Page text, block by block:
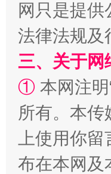
规模最大的光
网只是提
法律法规及
三、关于网
① 本网注
所有。本
上使用你
布在本网及